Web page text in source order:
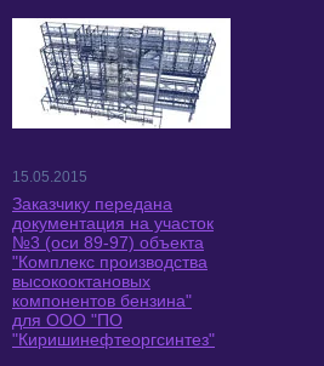
15.05.2015
Заказчику передана
документация на участок
№3 (оси 89-97) объекта
"Комплекс производства
высокооктановых
компонентов бензина"
для ООО "ПО
"Киришинефтеоргсинтез"